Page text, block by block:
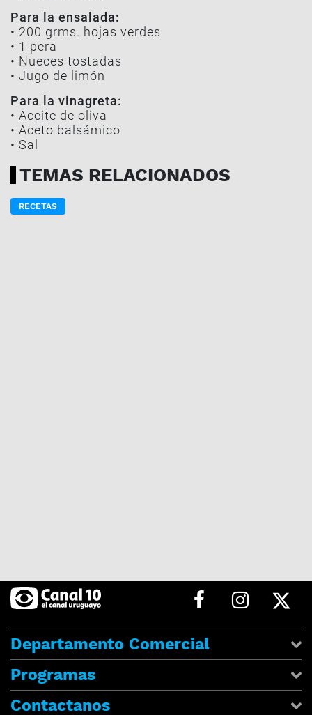
Para la ensalada:
• 200 grms. hojas verdes
• 1 pera
• Nueces tostadas
• Jugo de limón
Para la vinagreta:
• Aceite de oliva
• Aceto balsámico
• Sal
TEMAS RELACIONADOS
RECETAS
Departamento Comercial
Programas
Contactanos